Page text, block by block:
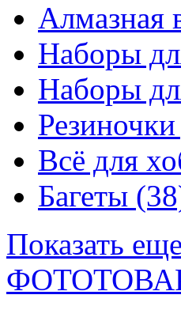
Алмазная
Наборы
Наборы
Всё для
Багеты
Показать